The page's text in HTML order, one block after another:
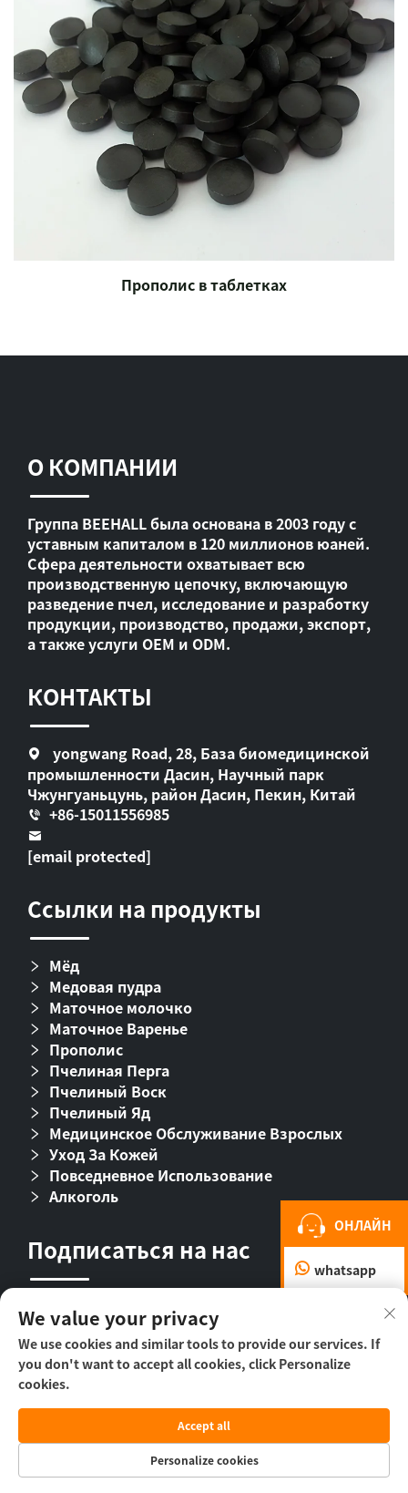
Прополис в таблетках
ОНЛАЙН
whatsapp
О КОМПАНИИ
Группа BEEHALL была основана в 2003 году с
уставным капиталом в 120 миллионов юаней.
Сфера деятельности охватывает всю
производственную цепочку, включающую
разведение пчел, исследование и разработку
продукции, производство, продажи, экспорт,
а также услуги OEM и ODM.
КОНТАКТЫ
yongwang Road, 28, База биомедицинской
промышленности Дасин, Научный парк
Чжунгуаньцунь, район Дасин, Пекин, Китай
+86-15011556985
[email protected]
Ссылки на продукты
Мёд
Медовая пудра
Маточное молочко
Маточное Варенье
Прополис
Пчелиная Перга
Пчелиный Воск
Пчелиный Яд
Медицинское Обслуживание Взрослых
Уход За Кожей
Повседневное Использование
Алкоголь
Подписаться на нас
© ООО «Пекин Бихолл Байолоджикл
Фармасьютикал», 2026 г. -
конфиденциальности
We value your privacy
We use cookies and similar tools to provide our services. If
you don't want to accept all cookies, click Personalize
cookies.
Personalize cookies
Accept all